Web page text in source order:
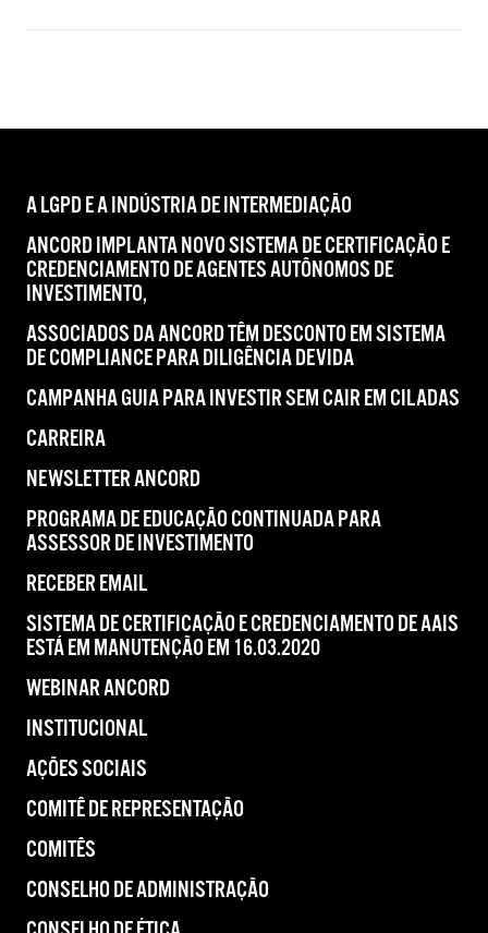
A LGPD E A INDÚSTRIA DE INTERMEDIAÇÃO
ANCORD IMPLANTA NOVO SISTEMA DE CERTIFICAÇÃO E
CREDENCIAMENTO DE AGENTES AUTÔNOMOS DE
INVESTIMENTO,
ASSOCIADOS DA ANCORD TÊM DESCONTO EM SISTEMA
DE COMPLIANCE PARA DILIGÊNCIA DEVIDA
CAMPANHA GUIA PARA INVESTIR SEM CAIR EM CILADAS
CARREIRA
NEWSLETTER ANCORD
PROGRAMA DE EDUCAÇÃO CONTINUADA PARA
ASSESSOR DE INVESTIMENTO
RECEBER EMAIL
SISTEMA DE CERTIFICAÇÃO E CREDENCIAMENTO DE AAIS
ESTÁ EM MANUTENÇÃO EM 16.03.2020
WEBINAR ANCORD
INSTITUCIONAL
AÇÕES SOCIAIS
COMITÊ DE REPRESENTAÇÃO
COMITÊS
CONSELHO DE ADMINISTRAÇÃO